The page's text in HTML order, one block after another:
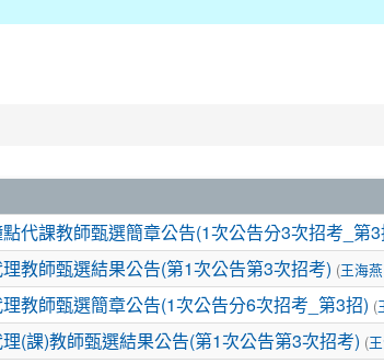
代課教師甄選簡章公告(1次公告分3次招考_第3
教師甄選結果公告(第1次公告第3次招考) (王海燕
教師甄選簡章公告(1次公告分6次招考_第3招) (
(課)教師甄選結果公告(第1次公告第3次招考) (